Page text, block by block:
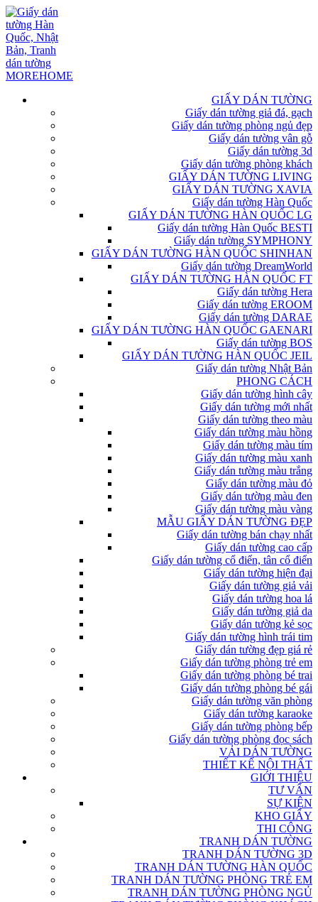
GIẤY DÁN TƯỜNG
Giấy dán tường giả đá, gạch
Giấy dán tường phòng ngủ đẹp
Giấy dán tường vân gỗ
Giấy dán tường 3d
Giấy dán tường phòng khách
GIẤY DÁN TƯỜNG LIVING
GIẤY DÁN TƯỜNG XAVIA
Giấy dán tường Hàn Quốc
GIẤY DÁN TƯỜNG HÀN QUỐC LG
Giấy dán tường Hàn Quốc BESTI
Giấy dán tường SYMPHONY
GIẤY DÁN TƯỜNG HÀN QUỐC SHINHAN
Giấy dán tường DreamWorld
GIẤY DÁN TƯỜNG HÀN QUỐC FT
Giấy dán tường Hera
Giấy dán tường EROOM
Giấy dán tường DARAE
GIẤY DÁN TƯỜNG HÀN QUỐC GAENARI
Giấy dán tường BOS
GIẤY DÁN TƯỜNG HÀN QUỐC JEIL
Giấy dán tường Nhật Bản
PHONG CÁCH
Giấy dán tường hình cây
Giấy dán tường mới nhất
Giấy dán tường theo màu
Giấy dán tường màu hồng
Giấy dán tường màu tím
Giấy dán tường màu xanh
Giấy dán tường màu trắng
Giấy dán tường màu đỏ
Giấy dán tường màu đen
Giấy dán tường màu vàng
MẪU GIẤY DÁN TƯỜNG ĐẸP
Giấy dán tường bán chạy nhất
Giấy dán tường cao cấp
Giấy dán tường cổ điển, tân cổ điển
Giấy dán tường hiện đại
Giấy dán tường giả vải
Giấy dán tường hoa lá
Giấy dán tường giả da
Giấy dán tường kẻ sọc
Giấy dán tường hình trái tim
Giấy dán tường đẹp giá rẻ
Giấy dán tường phòng trẻ em
Giấy dán tường phòng bé trai
Giấy dán tường phòng bé gái
Giấy dán tường văn phòng
Giấy dán tường karaoke
Giấy dán tường phòng bếp
Giấy dán tường phòng đọc sách
VẢI DÁN TƯỜNG
THIẾT KẾ NỘI THẤT
GIỚI THIỆU
TƯ VẤN
SỰ KIỆN
KHO GIẤY
THI CÔNG
TRANH DÁN TƯỜNG
TRANH DÁN TƯỜNG 3D
TRANH DÁN TƯỜNG HÀN QUỐC
TRANH DÁN TƯỜNG PHÒNG TRẺ EM
TRANH DÁN TƯỜNG PHÒNG NGỦ